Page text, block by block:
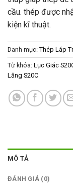
cầu. thép được
kiện kĩ thuật.
Danh mục: Thép Láp
Từ khóa: Lục Giác
Lăng S20C
MÔ TẢ
ĐÁNH GIÁ (0)